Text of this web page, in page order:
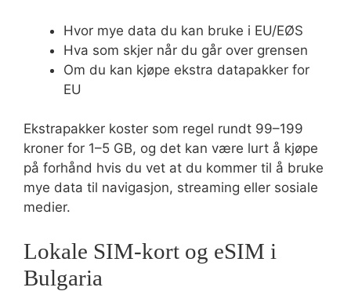
Hvor mye data du kan bruke i EU/EØS
Hva som skjer når du går over grensen
Om du kan kjøpe ekstra datapakker for
EU
Ekstrapakker koster som regel rundt 99–199
kroner for 1–5 GB, og det kan være lurt å kjøpe
på forhånd hvis du vet at du kommer til å bruke
mye data til navigasjon, streaming eller sosiale
medier.
Lokale SIM-kort og eSIM i
Bulgaria